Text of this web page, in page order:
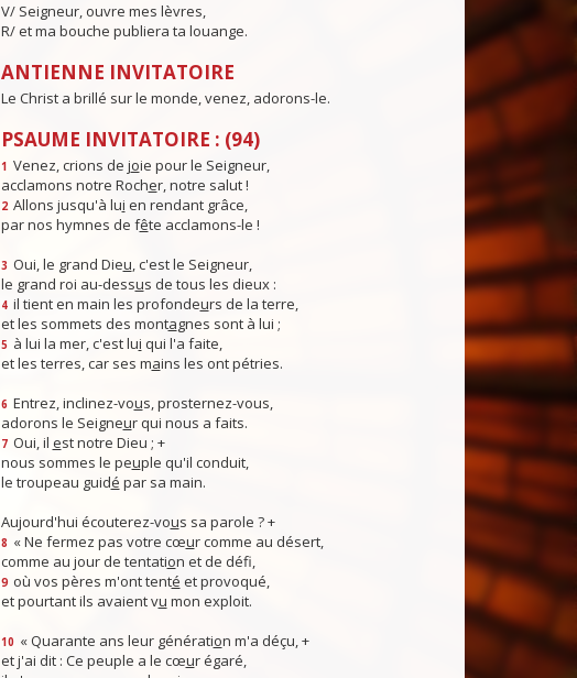
V/ Seigneur, ouvre mes lèvres,
R/ et ma bouche publiera ta louange.
ANTIENNE INVITATOIRE
Le Christ a brillé sur le monde, venez, adorons-le.
PSAUME INVITATOIRE : (94)
1 Venez, crions de joie pour le Seigneur,
acclamons notre Rocher, notre salut !
2 Allons jusqu'à lui en rendant grâce,
par nos hymnes de fête acclamons-le !
3 Oui, le grand Dieu, c'est le Seigneur,
le grand roi au-dessus de tous les dieux :
4 il tient en main les profondeurs de la terre,
et les sommets des montagnes sont à lui ;
5 à lui la mer, c'est lui qui l'a faite,
et les terres, car ses mains les ont pétries.
6 Entrez, inclinez-vous, prosternez-vous,
adorons le Seigneur qui nous a faits.
7 Oui, il est notre Dieu ; +
nous sommes le peuple qu'il conduit,
le troupeau guidé par sa main.
Aujourd'hui écouterez-vous sa parole ? +
8 « Ne fermez pas votre cœur comme au désert,
comme au jour de tentation et de défi,
9 où vos pères m'ont tenté et provoqué,
et pourtant ils avaient vu mon exploit.
10 « Quarante ans leur génération m'a déçu, +
et j'ai dit : Ce peuple a le cœur égaré,